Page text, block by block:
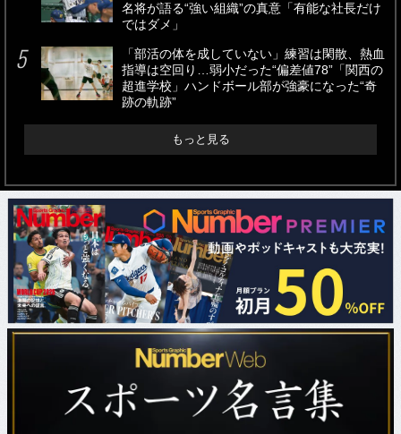
名将が語る“強い組織”の真意「有能な社長だけ
ではダメ」
「部活の体を成していない」練習は閑散、熱血
指導は空回り…弱小だった“偏差値78”「関西の
超進学校」ハンドボール部が強豪になった“奇
跡の軌跡”
もっと見る